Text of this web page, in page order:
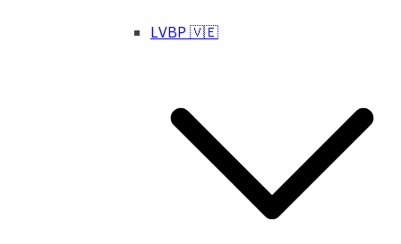
LVBP 🇻🇪